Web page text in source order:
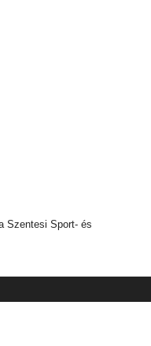
Szentesi Sport- és